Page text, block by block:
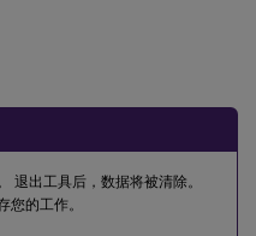
退出工具后，数据将被清除。
您的工作。